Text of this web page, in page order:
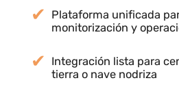
Control remoto
dedicado
Vídeo continuo desde
vehículo